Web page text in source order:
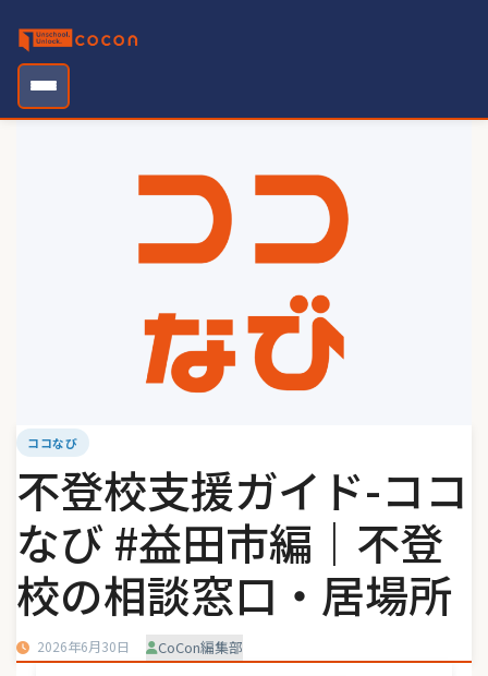
content
ココなび
不登校支援ガイド-ココ
なび #益田市編｜不登
校の相談窓口・居場所
2026年6月30日 CoCon編集部